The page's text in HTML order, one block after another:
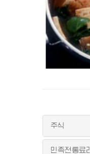
주식
민족전통료리